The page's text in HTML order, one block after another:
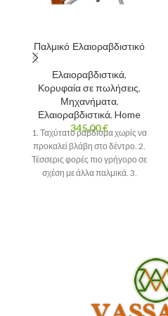
Παλμικό Ελαιοραβδιστικό
Ελαιοραβδιστικά,
Κορυφαία σε πωλήσεις,
Μηχανήματα,
Ελαιοραβδιστικά, Home
345,00€
1. Ταχύτατο ράβδισμα χωρίς να
προκαλεί βλάβη στο δέντρο. 2.
Τέσσερις φορές πιο γρήγορο σε
σχέση με άλλα παλμικά. 3.